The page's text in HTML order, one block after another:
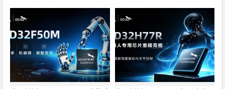
载Arm Cortex‑M4内核的标准微
控制器）工程样品